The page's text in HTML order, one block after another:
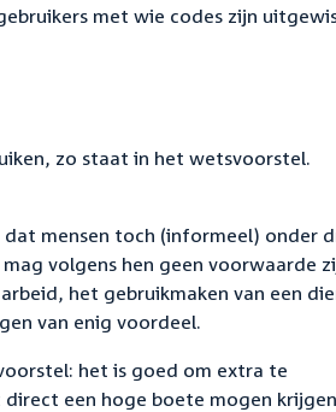
met wie codes zijn
zo staat in het wetsvoorstel.
dat mensen toch (informeel) onder
volgens hen geen voorwaarde
het gebruikmaken van een
van enig voordeel.
het is goed om extra te
een hoge boete mogen